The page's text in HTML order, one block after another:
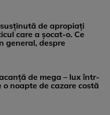
de apropiați
care a șocat-o. Ce
general, despre
de mega – lux într-
o noapte de cazare costă